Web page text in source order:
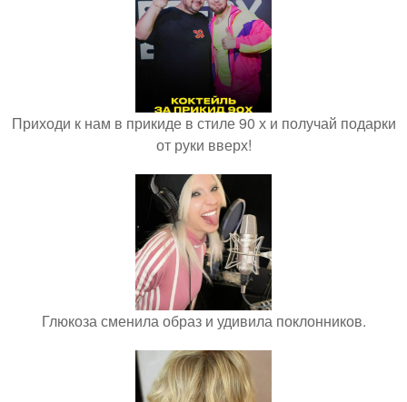
Приходи к нам в прикиде в стиле 90 х и получай подарки
от руки вверх!
Глюкоза сменила образ и удивила поклонников.